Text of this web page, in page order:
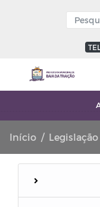
Início Legislação